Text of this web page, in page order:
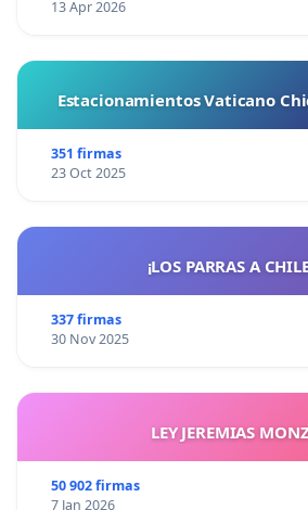
13 Apr 2026
Estacionamientos Vaticano
351 firmas
23 Oct 2025
¡LOS PARRAS A
337 firmas
30 Nov 2025
LEY JEREMIAS
50 902 firmas
7 Jan 2026